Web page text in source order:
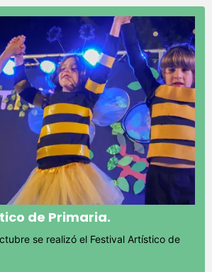
de Primaria.
se realizó el Festival Artístico de